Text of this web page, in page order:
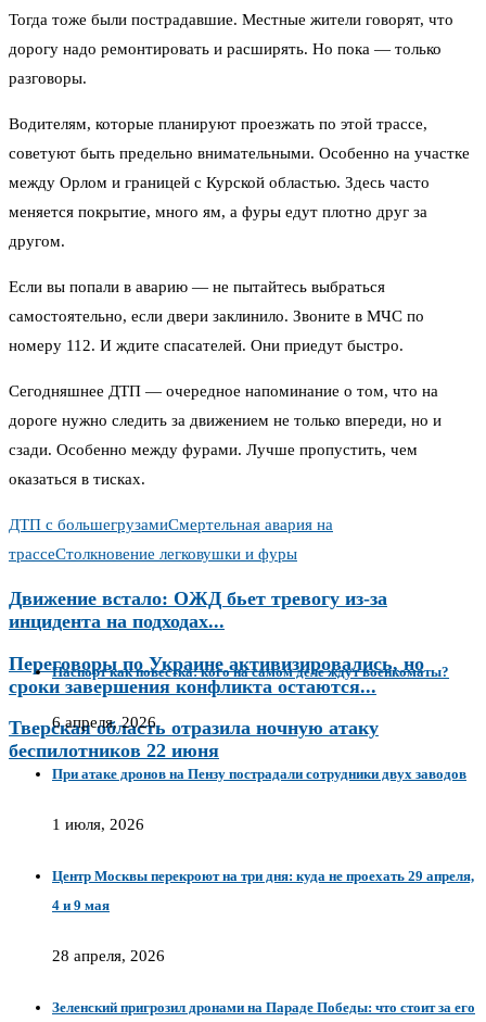
Тогда тоже были пострадавшие. Местные жители говорят, что
дорогу надо ремонтировать и расширять. Но пока — только
разговоры.
Водителям, которые планируют проезжать по этой трассе,
советуют быть предельно внимательными. Особенно на участке
между Орлом и границей с Курской областью. Здесь часто
меняется покрытие, много ям, а фуры едут плотно друг за
другом.
Если вы попали в аварию — не пытайтесь выбраться
самостоятельно, если двери заклинило. Звоните в МЧС по
номеру 112. И ждите спасателей. Они приедут быстро.
Сегодняшнее ДТП — очередное напоминание о том, что на
дороге нужно следить за движением не только впереди, но и
сзади. Особенно между фурами. Лучше пропустить, чем
оказаться в тисках.
ДТП с большегрузамиСмертельная авария на
трассеСтолкновение легковушки и фуры
Движение встало: ОЖД бьет тревогу из-за
инцидента на подходах...
Переговоры по Украине активизировались, но
сроки завершения конфликта остаются...
Тверская область отразила ночную атаку
беспилотников 22 июня
Паспорт как повестка: кого на самом деле ждут военкоматы?
6 апреля, 2026
При атаке дронов на Пензу пострадали сотрудники двух заводов
1 июля, 2026
Центр Москвы перекроют на три дня: куда не проехать 29 апреля,
4 и 9 мая
28 апреля, 2026
Зеленский пригрозил дронами на Параде Победы: что стоит за его